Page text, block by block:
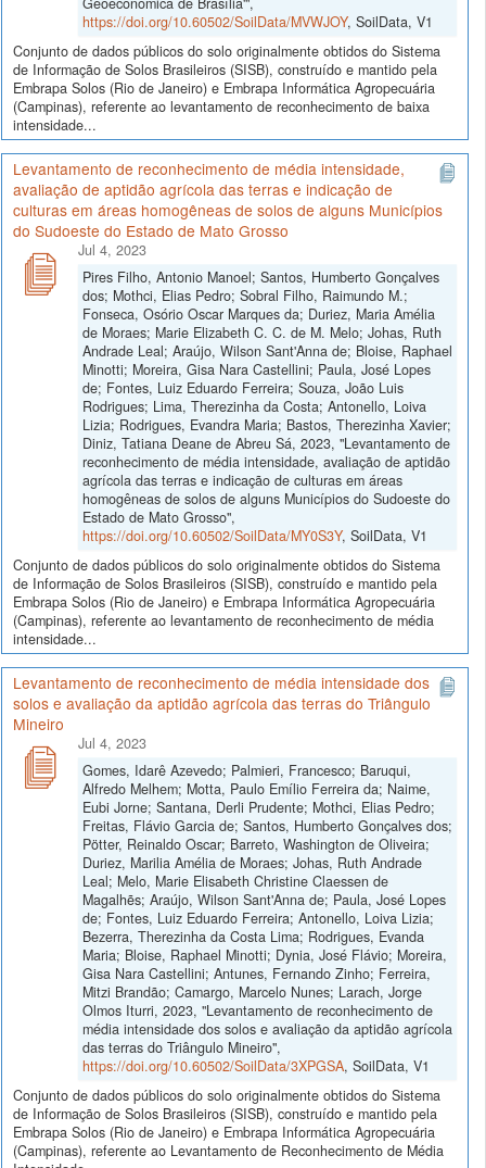
https://doi.org/10.60502/SoilData/MVWJOY, SoilData, V1
Conjunto de dados públicos do solo originalmente obtidos do Sistema
de Informação de Solos Brasileiros (SISB), construído e mantido pela
Embrapa Solos (Rio de Janeiro) e Embrapa Informática Agropecuária
(Campinas), referente ao levantamento de reconhecimento de baixa
intensidade...
Levantamento de reconhecimento de média intensidade,
avaliação de aptidão agrícola das terras e indicação de
culturas em áreas homogêneas de solos de alguns Municípios
do Sudoeste do Estado de Mato Grosso
Jul 4, 2023
Pires Filho, Antonio Manoel; Santos, Humberto Gonçalves
dos; Mothci, Elias Pedro; Sobral Filho, Raimundo M.;
Fonseca, Osório Oscar Marques da; Duriez, Maria Amélia
de Moraes; Marie Elizabeth C. C. de M. Melo; Johas, Ruth
Andrade Leal; Araújo, Wilson Sant'Anna de; Bloise, Raphael
Minotti; Moreira, Gisa Nara Castellini; Paula, José Lopes
de; Fontes, Luiz Eduardo Ferreira; Souza, João Luis
Rodrigues; Lima, Therezinha da Costa; Antonello, Loiva
Lizia; Rodrigues, Evandra Maria; Bastos, Therezinha Xavier;
Diniz, Tatiana Deane de Abreu Sá, 2023, "Levantamento de
reconhecimento de média intensidade, avaliação de aptidão
agrícola das terras e indicação de culturas em áreas
homogêneas de solos de alguns Municípios do Sudoeste do
Estado de Mato Grosso",
https://doi.org/10.60502/SoilData/MY0S3Y, SoilData, V1
Conjunto de dados públicos do solo originalmente obtidos do Sistema
de Informação de Solos Brasileiros (SISB), construído e mantido pela
Embrapa Solos (Rio de Janeiro) e Embrapa Informática Agropecuária
(Campinas), referente ao levantamento de reconhecimento de média
intensidade...
Levantamento de reconhecimento de média intensidade dos
solos e avaliação da aptidão agrícola das terras do Triângulo
Mineiro
Jul 4, 2023
Gomes, Idarê Azevedo; Palmieri, Francesco; Baruqui,
Alfredo Melhem; Motta, Paulo Emílio Ferreira da; Naime,
Eubi Jorne; Santana, Derli Prudente; Mothci, Elias Pedro;
Freitas, Flávio Garcia de; Santos, Humberto Gonçalves dos;
Pötter, Reinaldo Oscar; Barreto, Washington de Oliveira;
Duriez, Marilia Amélia de Moraes; Johas, Ruth Andrade
Leal; Melo, Marie Elisabeth Christine Claessen de
Magalhẽs; Araújo, Wilson Sant'Anna de; Paula, José Lopes
de; Fontes, Luiz Eduardo Ferreira; Antonello, Loiva Lizia;
Bezerra, Therezinha da Costa Lima; Rodrigues, Evanda
Maria; Bloise, Raphael Minotti; Dynia, José Flávio; Moreira,
Gisa Nara Castellini; Antunes, Fernando Zinho; Ferreira,
Mitzi Brandão; Camargo, Marcelo Nunes; Larach, Jorge
Olmos Iturri, 2023, "Levantamento de reconhecimento de
média intensidade dos solos e avaliação da aptidão agrícola
das terras do Triângulo Mineiro",
https://doi.org/10.60502/SoilData/3XPGSA, SoilData, V1
Conjunto de dados públicos do solo originalmente obtidos do Sistema
de Informação de Solos Brasileiros (SISB), construído e mantido pela
Embrapa Solos (Rio de Janeiro) e Embrapa Informática Agropecuária
(Campinas), referente ao Levantamento de Reconhecimento de Média